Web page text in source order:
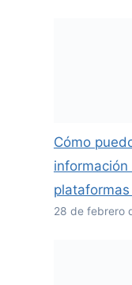
Cómo
28 de febrero